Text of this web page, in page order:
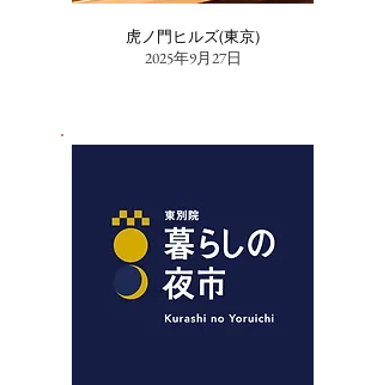
虎ノ門ヒルズ(東京)
2025年9月27日